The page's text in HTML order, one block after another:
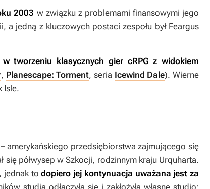
2003 w związku z problemami finansowymi jego
jedną z kluczowych postaci zespołu był Feargus
tworzeniu klasycznych gier cRPG z widokiem
, Planescape: Torment, seria Icewind Dale). Wierne
Isle.
– amerykańskiego przedsiębiorstwa zajmującego się
półwysep w Szkocji, rodzinnym kraju Urquharta.
, jednak todopiero jej kontynuacja uważana jest za
studia odłączyła się i zakłożyła własne studio: